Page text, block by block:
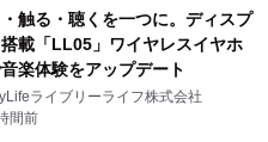
・触る・聴くを一つに。ディスプ
搭載「LL05」ワイヤレスイヤホ
楽体験をアップデート
ライブリーライフ株式会社
間前